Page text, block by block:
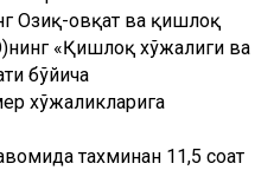
Озиқ-овқат ва қишлоқ
«Қишлоқ хўжалиги ва
бўйича
хўжаликларига
тахминан 11,5 соат